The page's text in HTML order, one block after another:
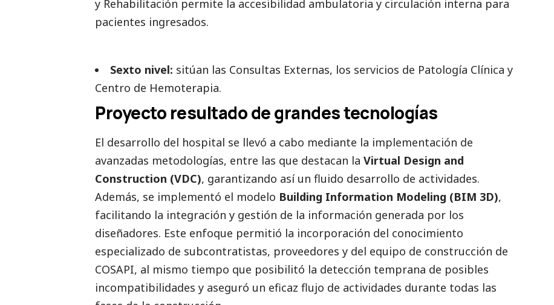
y Rehabilitación permite la accesibilidad ambulatoria y circulación interna para
pacientes ingresados.
Sexto nivel: sitúan las Consultas Externas, los servicios de Patología Clínica y
Centro de Hemoterapia.
Proyecto resultado de grandes tecnologías
El desarrollo del hospital se llevó a cabo mediante la implementación de
avanzadas metodologías, entre las que destacan la Virtual Design and
Construction (VDC), garantizando así un fluido desarrollo de actividades.
Además, se implementó el modelo Building Information Modeling (BIM 3D),
facilitando la integración y gestión de la información generada por los
diseñadores. Este enfoque permitió la incorporación del conocimiento
especializado de subcontratistas, proveedores y del equipo de construcción de
COSAPI, al mismo tiempo que posibilitó la detección temprana de posibles
incompatibilidades y aseguró un eficaz flujo de actividades durante todas las